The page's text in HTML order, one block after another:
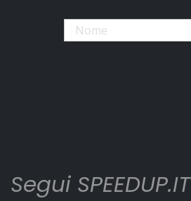
Segui SPEEDUP.IT